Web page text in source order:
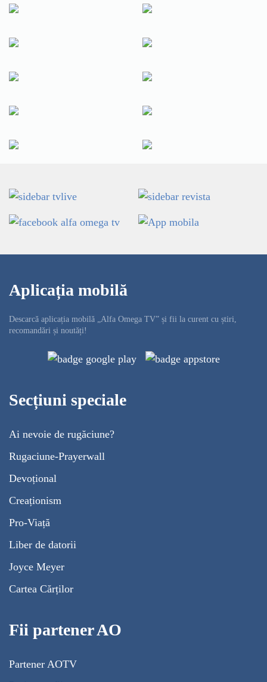
Aplicația mobilă
Descarcă aplicația mobilă „Alfa Omega TV” și fii la curent cu știri,
recomandări și noutăți!
Secțiuni speciale
Ai nevoie de rugăciune?
Rugaciune-Prayerwall
Devoțional
Creaționism
Pro-Viață
Liber de datorii
Joyce Meyer
Cartea Cărților
Fii partener AO
Partener AOTV